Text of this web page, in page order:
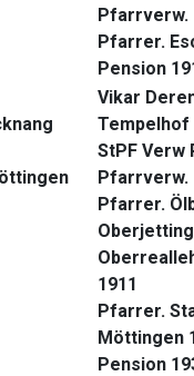
Pfarrverw.
Pfarrer.
Pension
Vikar
Tempelhof
StPF Verw
Pfarrverw.
Pfarrer.
1911
Pfarrer.
Möttingen
Pension